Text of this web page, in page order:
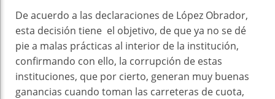
De acuerdo a las declaraciones de López Obrador,
esta decisión tiene el objetivo, de que ya no se dé
pie a malas prácticas al interior de la institución,
confirmando con ello, la corrupción de estas
instituciones, que por cierto, generan muy buenas
ganancias cuando toman las carreteras de cuota,